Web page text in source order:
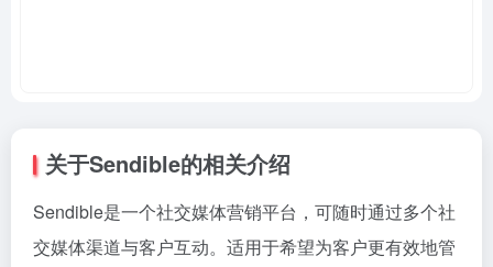
关于Sendible的相关介绍
Sendible是一个社交媒体营销平台，可随时通过多个社
交媒体渠道与客户互动。适用于希望为客户更有效地管